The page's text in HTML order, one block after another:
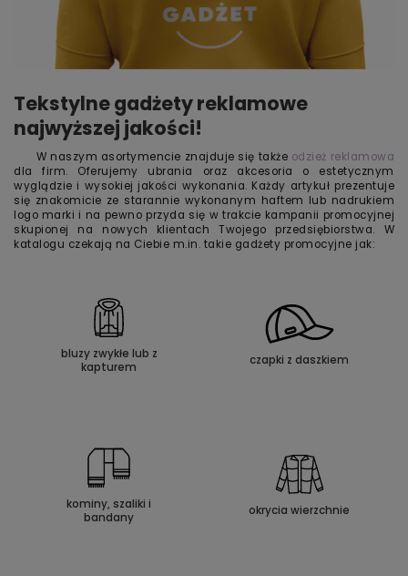
Tekstylne gadżety reklamowe
najwyższej jakości!
W naszym asortymencie znajduje się także odzież reklamowa
dla firm. Oferujemy ubrania oraz akcesoria o estetycznym
wyglądzie i wysokiej jakości wykonania. Każdy artykuł prezentuje
się znakomicie ze starannie wykonanym haftem lub nadrukiem
logo marki i na pewno przyda się w trakcie kampanii promocyjnej
skupionej na nowych klientach Twojego przedsiębiorstwa. W
katalogu czekają na Ciebie m.in. takie gadżety promocyjne jak:
bluzy zwykłe lub z
kapturem
czapki z daszkiem
kominy, szaliki i
bandany
okrycia wierzchnie